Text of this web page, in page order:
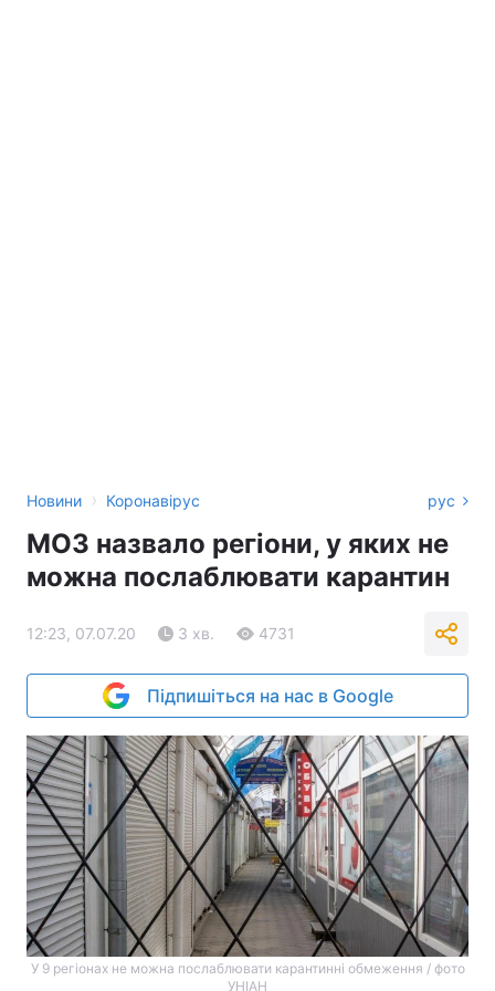
Новини › Коронавірус рус
МОЗ назвало регіони, у яких не
можна послаблювати карантин
12:23, 07.07.20 3 хв. 4731
Підпишіться на нас в Google
У 9 регіонах не можна послаблювати карантинні обмеження / фото
УНІАН